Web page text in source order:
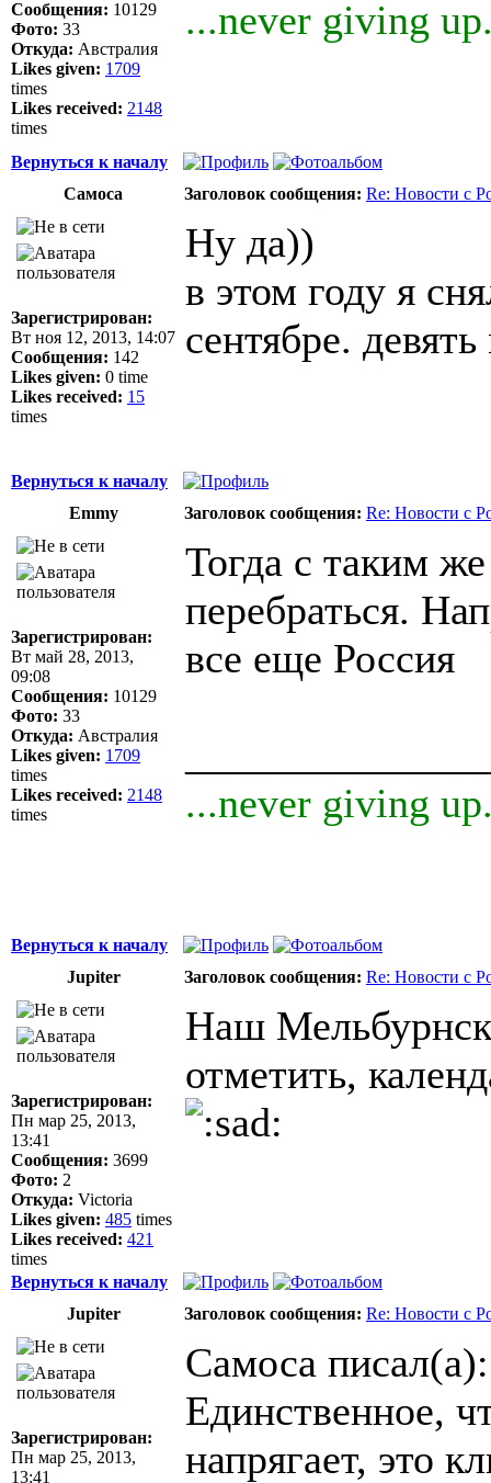
Сообщения: 10129
Фото: 33
Откуда: Австралия
Likes given: 1709
times
Likes received: 2148
times
...never giving
Вернуться к началу
Самоса
Заголовок сообщения: Re: Новости с
Зарегистрирован:
Вт ноя 12, 2013, 14:07
Сообщения: 142
Likes given: 0 time
Likes received: 15
times
Ну да))
в этом году я
сентябре.
Вернуться к началу
Emmy
Заголовок сообщения: Re: Новости с
Зарегистрирован:
Вт май 28, 2013,
09:08
Сообщения: 10129
Фото: 33
Откуда: Австралия
Likes given: 1709
times
Likes received: 2148
times
Тогда с таким
перебраться.
все еще Россия
...never giving
Вернуться к началу
Jupiter
Заголовок сообщения: Re: Новости с
Зарегистрирован:
Пн мар 25, 2013,
13:41
Сообщения: 3699
Фото: 2
Откуда: Victoria
Likes given: 485 times
Likes received: 421
times
Наш
отметить,
Вернуться к началу
Jupiter
Заголовок сообщения: Re: Новости с
Зарегистрирован:
Пн мар 25, 2013,
13:41
Самоса писал(а):
Единственное,
напрягает, это